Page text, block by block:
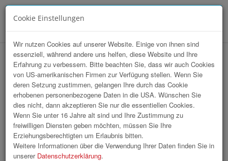
hr-lounge MITTE zu Gast bei der
NETURAL GmbH
Cookie Einstellungen
Wir nutzen Cookies auf unserer Website. Einige von ihnen sind
essenziell, während andere uns helfen, diese Website und Ihre
Erfahrung zu verbessern. Bitte beachten Sie, dass wir auch Cookies
von US-amerikanischen Firmen zur Verfügung stellen. Wenn Sie
deren Setzung zustimmen, gelangen Ihre durch das Cookie
erhobenen personenbezogene Daten in die USA. Wünschen Sie
dies nicht, dann akzeptieren Sie nur die essentiellen Cookies.
Wenn Sie unter 16 Jahre alt sind und Ihre Zustimmung zu
freiwilligen Diensten geben möchten, müssen Sie Ihre
Erziehungsberechtigten um Erlaubnis bitten.
Weitere Informationen über die Verwendung Ihrer Daten finden Sie in
unserer Datenschutzerklärung.